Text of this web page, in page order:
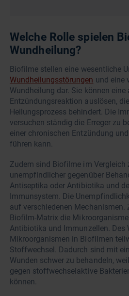
Welche Rolle spielen
Wundheilung?
Biofilme stellen eine wesentliche
Wundheilungsstörungen und eine
Wundheilung dar. Sie können eine
Entzündungsreaktion auslösen,
Heilungsprozess behindert. Die
versuchen ständig die Erreger zu
einer chronischen Entzündung
führen kann.
Zudem sind Biofilme im Vergleich
unempfindlicher gegenüber
Antiseptika oder Antibiotika und
Immunsystem. Die
auf verschiedenen Mechanismen.
Biofilm-Matrix die
Antibiotika und Immunzellen. Des
Mikroorganismen in Biofilmen
Stoffwechsel. Dadurch sind mit
Wunden schwer zu behandeln,
gegen stoffwechselaktive
können.